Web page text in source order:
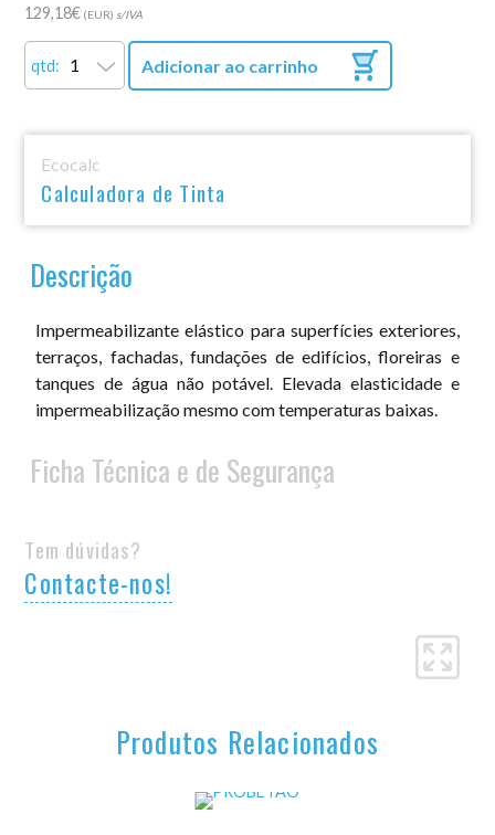
129,18€ (EUR)
qtd: Adicionar ao carrinho
Ecocalc
Calculadora de Tinta
Descrição
Impermeabilizante elástico para superfícies exteriores,
terraços, fachadas, fundações de edifícios, floreiras e
tanques de água não potável. Elevada elasticidade e
impermeabilização mesmo com temperaturas baixas.
Ficha Técnica e de Segurança
Tem dúvidas?
Contacte-nos!
Produtos Relacionados